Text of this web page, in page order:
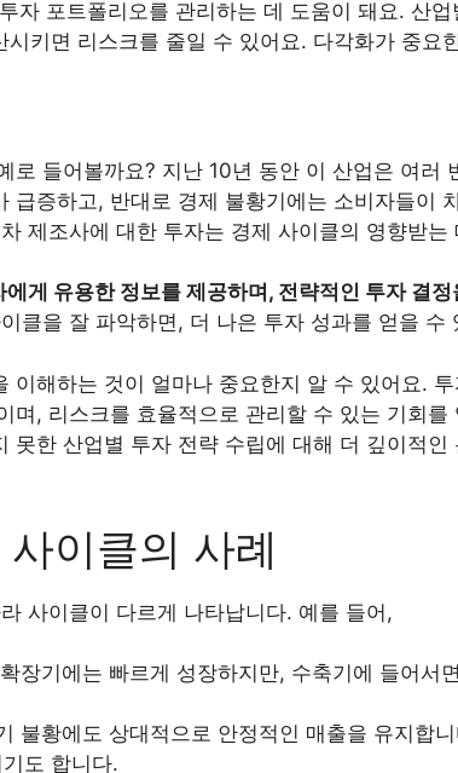
투자 포트폴리오를 관리하는 데 도움이 돼요. 산
시키면 리스크를 줄일 수 있어요. 다각화가 중요
로 들어볼까요? 지난 10년 동안 이 산업은 여러
급증하고, 반대로 경제 불황기에는 소비자들이
제조사에 대한 투자는 경제 사이클의 영향받는
게 유용한 정보를 제공하며, 전략적인 투자 결정
클을 잘 파악하면, 더 나은 투자 성과를 얻을 수
이해하는 것이 얼마나 중요한지 알 수 있어요.
며, 리스크를 효율적으로 관리할 수 있는 기회
못한 산업별 투자 전략 수립에 대해 더 깊이적인
이클의 사례
사이클이 다르게 나타납니다. 예를 들어,
장기에는 빠르게 성장하지만, 수축기에 들어서
불황에도 상대적으로 안정적인 매출을 유지합
도 합니다.